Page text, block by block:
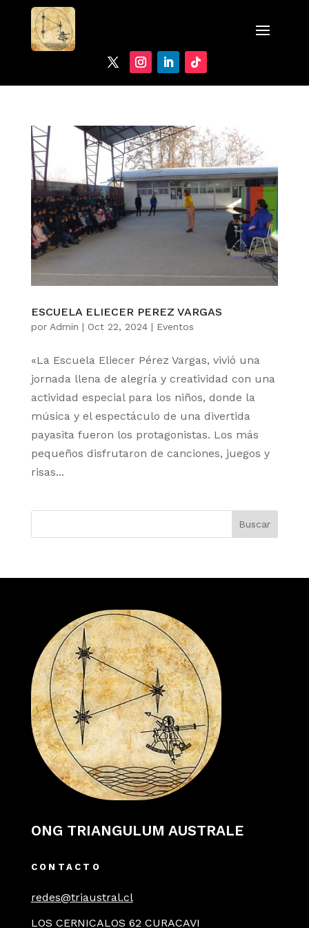
ESCUELA ELIECER PEREZ VARGAS
por Admin | Oct 22, 2024| Eventos
«La Escuela Eliecer Pérez Vargas, vivió una
jornada llena de alegría y creatividad con una
actividad especial para los niños, donde la
música y el espectáculo de una divertida
payasita fueron los protagonistas. Los más
pequeños disfrutaron de canciones, juegos y
risas...
ONG TRIANGULUM AUSTRALE
CONTACTO
redes@triaustral.cl
LOS CERNICALOS 62 CURACAVI